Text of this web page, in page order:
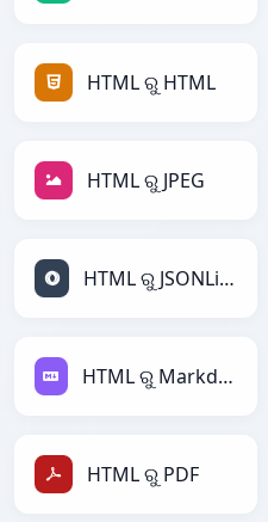
HTML ରୁ HTML
HTML ରୁ JPEG
HTML ରୁ JSONLines
HTML ରୁ Markdown
HTML ରୁ PDF